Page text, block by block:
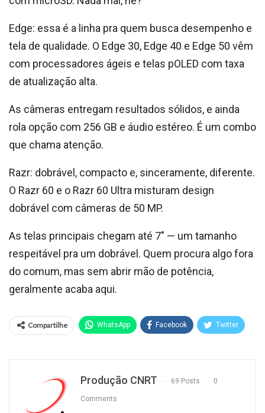
Edge: essa é a linha pra quem busca desempenho e
tela de qualidade. O Edge 30, Edge 40 e Edge 50 vêm
com processadores ágeis e telas pOLED com taxa
de atualização alta.
As câmeras entregam resultados sólidos, e ainda
rola opção com 256 GB e áudio estéreo. É um combo
que chama atenção.
Razr: dobrável, compacto e, sinceramente, diferente.
O Razr 60 e o Razr 60 Ultra misturam design
dobrável com câmeras de 50 MP.
As telas principais chegam até 7″ — um tamanho
respeitável pra um dobrável. Quem procura algo fora
do comum, mas sem abrir mão de potência,
geralmente acaba aqui.
Compartilhe WhatsApp Facebook Twitter
Produção CNRT 69 Posts 0
Comments